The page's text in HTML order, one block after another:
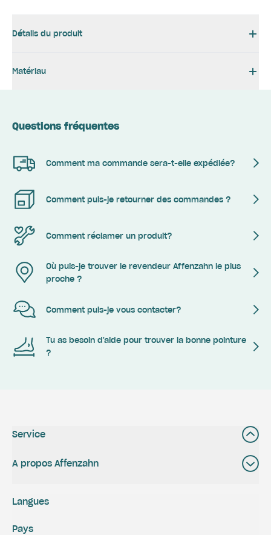
Détails du produit
Matériau
Questions fréquentes
Comment ma commande sera-t-elle expédiée?
Comment puis-je retourner des commandes ?
Comment réclamer un produit?
Où puis-je trouver le revendeur Affenzahn le plus
proche ?
Comment puis-je vous contacter?
Tu as besoin d'aide pour trouver la bonne pointure
?
Service
A propos Affenzahn
Langues
Pays